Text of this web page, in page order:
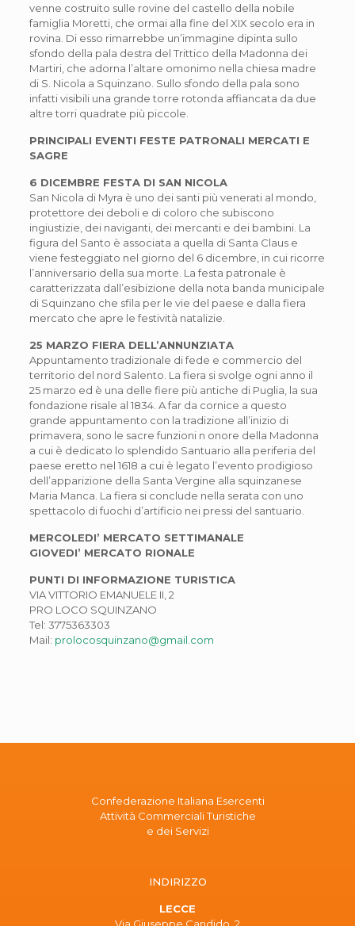
venne costruito sulle rovine del castello della nobile
famiglia Moretti, che ormai alla fine del XIX secolo era in
rovina. Di esso rimarrebbe un’immagine dipinta sullo
sfondo della pala destra del Trittico della Madonna dei
Martiri, che adorna l’altare omonimo nella chiesa madre
di S. Nicola a Squinzano. Sullo sfondo della pala sono
infatti visibili una grande torre rotonda affiancata da due
altre torri quadrate più piccole.
PRINCIPALI EVENTI FESTE PATRONALI MERCATI E
SAGRE
6 DICEMBRE FESTA DI SAN NICOLA
San Nicola di Myra è uno dei santi più venerati al mondo,
protettore dei deboli e di coloro che subiscono
ingiustizie, dei naviganti, dei mercanti e dei bambini. La
figura del Santo è associata a quella di Santa Claus e
viene festeggiato nel giorno del 6 dicembre, in cui ricorre
l’anniversario della sua morte. La festa patronale è
caratterizzata dall’esibizione della nota banda municipale
di Squinzano che sfila per le vie del paese e dalla fiera
mercato che apre le festività natalizie.
25 MARZO FIERA DELL’ANNUNZIATA
Appuntamento tradizionale di fede e commercio del
territorio del nord Salento. La fiera si svolge ogni anno il
25 marzo ed è una delle fiere più antiche di Puglia, la sua
fondazione risale al 1834. A far da cornice a questo
grande appuntamento con la tradizione all’inizio di
primavera, sono le sacre funzioni n onore della Madonna
a cui è dedicato lo splendido Santuario alla periferia del
paese eretto nel 1618 a cui è legato l’evento prodigioso
dell’apparizione della Santa Vergine alla squinzanese
Maria Manca. La fiera si conclude nella serata con uno
spettacolo di fuochi d’artificio nei pressi del santuario.
MERCOLEDI’ MERCATO SETTIMANALE
GIOVEDI’ MERCATO RIONALE
PUNTI DI INFORMAZIONE TURISTICA
VIA VITTORIO EMANUELE II, 2
PRO LOCO SQUINZANO
Tel: 3775363303
Mail: prolocosquinzano@gmail.com
Confederazione Italiana Esercenti
Attività Commerciali Turistiche
e dei Servizi
INDIRIZZO
LECCE